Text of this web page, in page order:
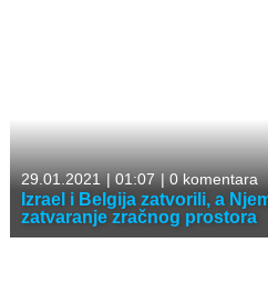
29.01.2021 |01:07 |0 komentara
Izrael i Belgija zatvorili, a
zatvaranje zračnog prostora